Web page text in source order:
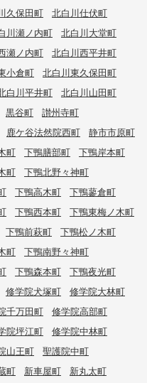
久保田町
北白川仕伏町
川瀬ノ内町
北白川大堂町
瀬ノ内町
北白川西平井町
小倉町
北白川東久保田町
白川平井町
北白川山田町
黒谷町
讃州寺町
鹿ケ谷法然院西町
静市市原町
町 下鴨膳部町
下鴨岸本町
町
下鴨北野々神町
下鴨高木町
下鴨蓼倉町
下鴨西本町
下鴨東梅ノ木町
下鴨前萩町
下鴨松ノ木町
町
下鴨南野々神町
下鴨森本町
下鴨夜光町
修学院犬塚町
修学院大林町
千万田町
修学院高部町
院坪江町
修学院中林町
山王町
聖護院中町
町 新車屋町
新丸太町